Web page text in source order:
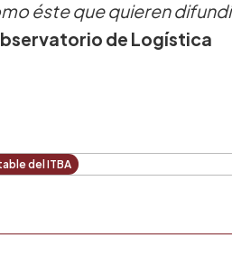
éste que quieren
de Logística
del ITBA